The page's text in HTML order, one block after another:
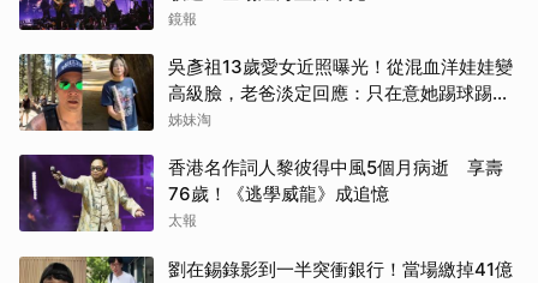
鏡報
吳彥祖13歲愛女近照曝光！從混血洋娃娃變
高級臉，老爸淡定回應：只在意她踢球踢得
好不好
姊妹淘
香港名作詞人黎彼得中風5個月病逝 享壽
76歲！《逃學威龍》成追憶
太報
劉在錫錄影到一半突衝銀行！當場繳掉41億